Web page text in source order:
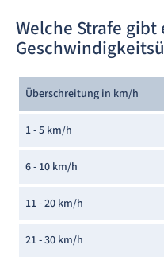
Welche Strafe gibt
Überschreitung in km/h
1 - 5 km/h
6 - 10 km/h
11 - 20 km/h
21 - 30 km/h